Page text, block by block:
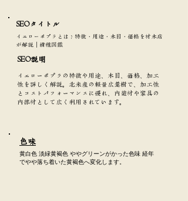
SEOタイトル​
イエローポプラとは？特徴・用途・木目・価格を材木店
が解説｜樹種図鑑
SEO説明
イエローポプラの特徴や用途、木目、価格、加工
性を詳しく解説。北米産の軽量広葉樹で、加工性
とコストパフォーマンスに優れ、内装材や家具の
内部材として広く利用されています。
​色味
黄白色 淡緑黄褐色 ややグリーンがかった色味 経年
でやや落ち着いた黄褐色へ変化します。